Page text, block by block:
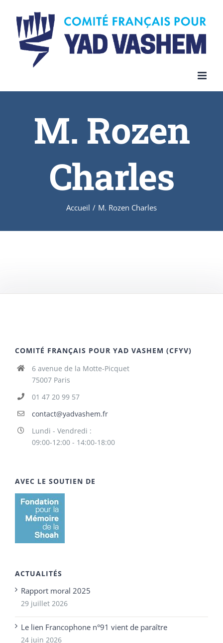
content
M. Rozen
Charles
Accueil / M. Rozen Charles
COMITÉ FRANÇAIS POUR YAD VASHEM (CFYV)
6 avenue de la Motte-Picquet
75007 Paris
01 47 20 99 57
contact@yadvashem.fr
Lundi - Vendredi :
09:00-12:00 - 14:00-18:00
AVEC LE SOUTIEN DE
ACTUALITÉS
Rapport moral 2025
29 juillet 2026
Le lien Francophone n°91 vient de paraître
24 juin 2026